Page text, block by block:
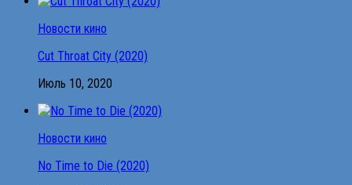
Новости кино
Cut Throat City (2020)
Июль 10, 2020
Новости кино
No Time to Die (2020)